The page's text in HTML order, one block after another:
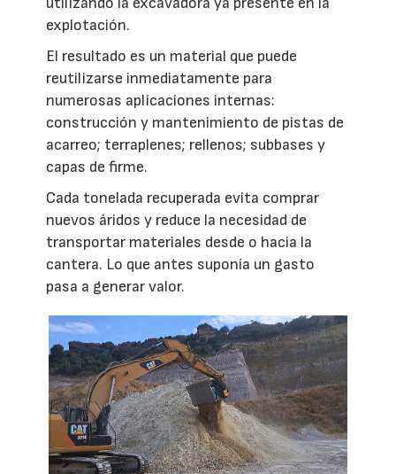
explotación.
El resultado es un material que puede
reutilizarse inmediatamente para
numerosas aplicaciones internas:
construcción y mantenimiento de pistas de
acarreo; terraplenes; rellenos; subbases y
capas de firme.
Cada tonelada recuperada evita comprar
nuevos áridos y reduce la necesidad de
transportar materiales desde o hacia la
cantera. Lo que antes suponía un gasto
pasa a generar valor.